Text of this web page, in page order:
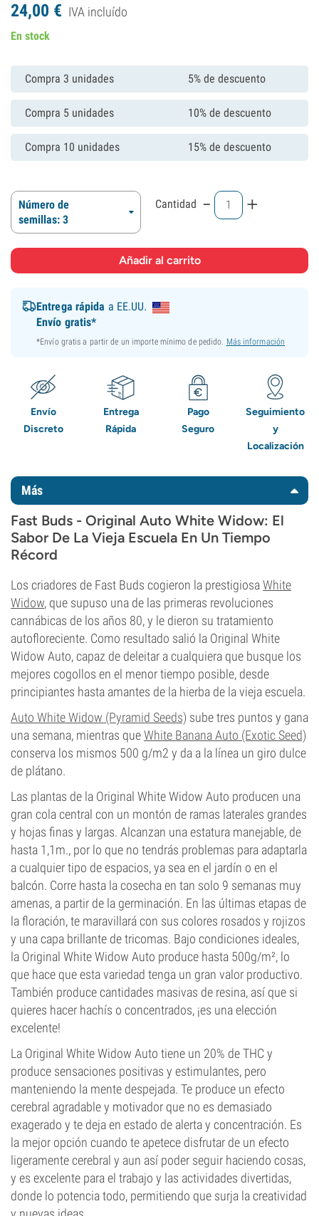
24,00 € IVA incluído
En stock
Compra 3 unidades 5% de descuento
Compra 5 unidades 10% de descuento
Compra 10 unidades 15% de descuento
Número de
semillas: 3
Cantidad - +
Entrega rápida a EE.UU.
Envío gratis*
*Envío gratis a partir de un importe mínimo de pedido. Más información
Envío
Discreto
Entrega
Rápida
Pago
Seguro
Seguimiento
y
Localización
Más
Fast Buds - Original Auto White Widow: El
Sabor De La Vieja Escuela En Un Tiempo
Récord
Los criadores de Fast Buds cogieron la prestigiosaWhite
Widow, que supuso una de las primeras revoluciones
cannábicas de los años 80, y le dieron su tratamiento
autofloreciente. Como resultado salió la Original White
Widow Auto, capaz de deleitar a cualquiera que busque los
mejores cogollos en el menor tiempo posible, desde
principiantes hasta amantes de la hierba de la vieja escuela.
Auto White Widow (Pyramid Seeds) sube tres puntos y gana
una semana, mientras queWhite Banana Auto (Exotic Seed)
conserva los mismos 500 g/m2 y da a la línea un giro dulce
de plátano.
Las plantas de la Original White Widow Auto producen una
gran cola central con un montón de ramas laterales grandes
y hojas finas y largas. Alcanzan una estatura manejable, de
hasta 1,1m., por lo que no tendrás problemas para adaptarla
a cualquier tipo de espacios, ya sea en el jardín o en el
balcón. Corre hasta la cosecha en tan solo 9 semanas muy
amenas, a partir de la germinación. En las últimas etapas de
la floración, te maravillará con sus colores rosados y rojizos
y una capa brillante de tricomas. Bajo condiciones ideales,
la Original White Widow Auto produce hasta 500g/m², lo
que hace que esta variedad tenga un gran valor productivo.
También produce cantidades masivas de resina, así que si
quieres hacer hachís o concentrados, ¡es una elección
excelente!
La Original White Widow Auto tiene un 20% de THC y
produce sensaciones positivas y estimulantes, pero
manteniendo la mente despejada. Te produce un efecto
cerebral agradable y motivador que no es demasiado
exagerado y te deja en estado de alerta y concentración. Es
la mejor opción cuando te apetece disfrutar de un efecto
ligeramente cerebral y aun así poder seguir haciendo cosas,
y es excelente para el trabajo y las actividades divertidas,
donde lo potencia todo, permitiendo que surja la creatividad